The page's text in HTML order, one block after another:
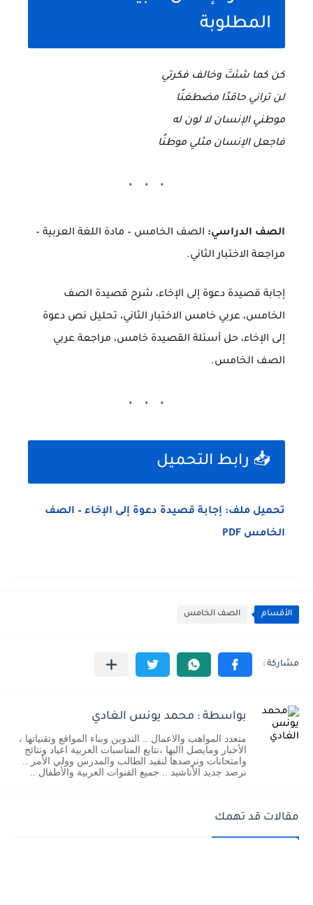
المطلوبة
كن كما شئتَ وخالف فكرتي
لن تراني حاقدًا مضطغنًا
موطني الإنسان لا لون له
فاجعل الإنسان مثلي موطنًا
الصف الدراسي: الصف الخامس – مادة اللغة العربية –
مراجعة الاختبار الثاني.
إجابة قصيدة دعوة إلى الإخاء، شرح قصيدة الصف
الخامس، عربي خامس الاختبار الثاني، تحليل نص دعوة
إلى الإخاء، حل أسئلة القصيدة خامس، مراجعة عربي
الصف الخامس.
📥 رابط التحميل
تحميل ملف: إجابة قصيدة دعوة إلى الإخاء – الصف
الخامس PDF
الأقسام الصف الخامس
بواسطة : محمد يونس الغادي
متعدد المواهب والاعمال .. التدوين وبناء المواقع وتقنياتها ،
الأخبار ومايصل االيها ،نتابع المناسبات العربية اعياد ونتائج
وامتحانات ونرصدها لنفيد الطالب والمدرس وولي الأمر ..
نرصد جديد الأناشيد .. جميع القنوات العربية والأطفال ..
مقالات قد تهمك